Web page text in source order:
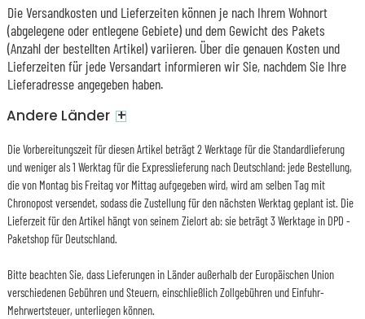
Die Versandkosten und Lieferzeiten können je nach Ihrem Wohnort
(abgelegene oder entlegene Gebiete) und dem Gewicht des Pakets
(Anzahl der bestellten Artikel) variieren. Über die genauen Kosten und
Lieferzeiten für jede Versandart informieren wir Sie, nachdem Sie Ihre
Lieferadresse angegeben haben.
Andere Länder +
Die Vorbereitungszeit für diesen Artikel beträgt 2 Werktage für die Standardlieferung
und weniger als 1 Werktag für die Expresslieferung nach Deutschland: jede Bestellung,
die von Montag bis Freitag vor Mittag aufgegeben wird, wird am selben Tag mit
Chronopost versendet, sodass die Zustellung für den nächsten Werktag geplant ist. Die
Lieferzeit für den Artikel hängt von seinem Zielort ab: sie beträgt 3 Werktage in DPD -
Paketshop für Deutschland.
Bitte beachten Sie, dass Lieferungen in Länder außerhalb der Europäischen Union
verschiedenen Gebühren und Steuern, einschließlich Zollgebühren und Einfuhr-
Mehrwertsteuer, unterliegen können.